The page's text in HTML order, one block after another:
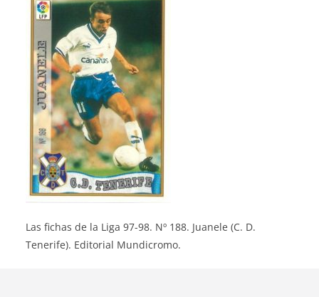
Las fichas de la Liga 97-98. Nº 188. Juanele (C. D.
Tenerife). Editorial Mundicromo.